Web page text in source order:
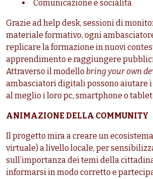
Comunicazione e socialità
Grazie ad help desk, sessioni di
materiale formativo, ogni
replicare la formazione in nuovi
apprendimento e raggiungere
Attraverso il modello bring your own
ambasciatori digitali possono aiutare
al meglio i loro pc, smartphone o tablet.
ANIMAZIONE DELLA COMMUNITY
Il progetto mira a creare un
virtuale) a livello locale, per
sull’importanza dei temi della
informarsi in modo corretto e